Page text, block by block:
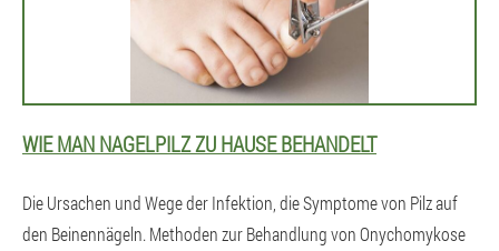
WIE MAN NAGELPILZ ZU HAUSE BEHANDELT
Die Ursachen und Wege der Infektion, die Symptome von Pilz auf
den Beinennägeln. Methoden zur Behandlung von Onychomykose